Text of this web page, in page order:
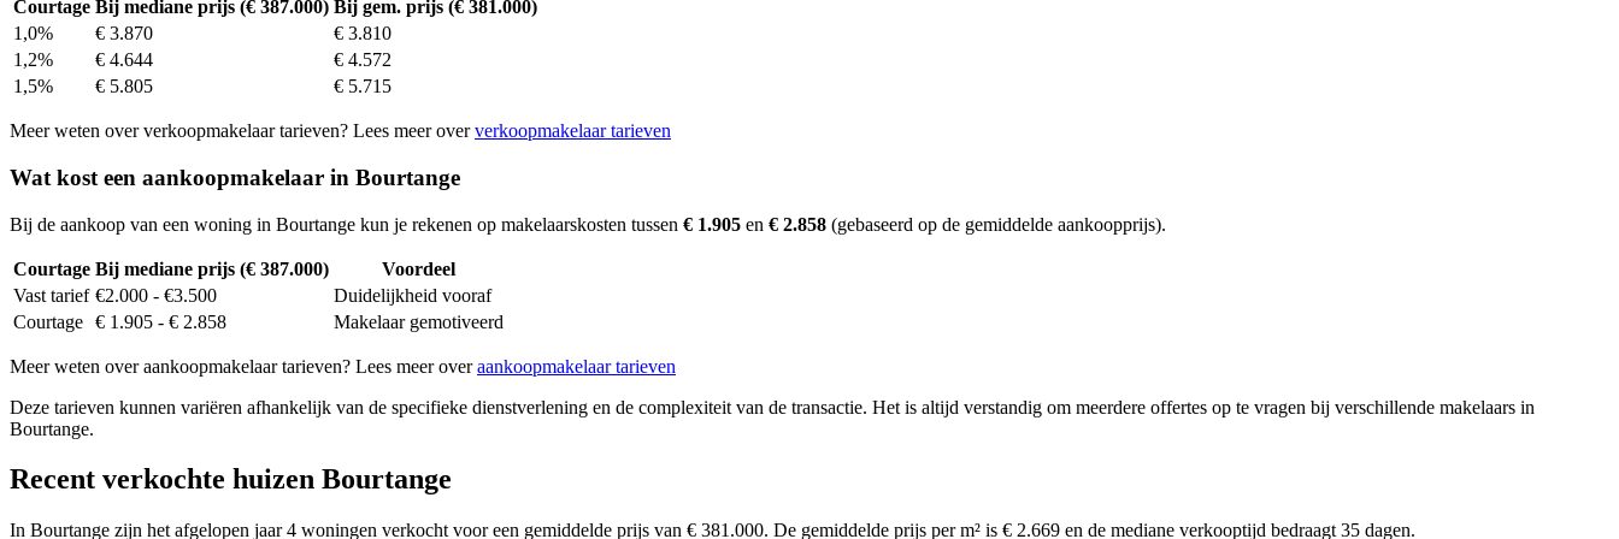
Courtage Bij mediane prijs (€ 387.000) Bij gem. prijs (€ 381.000)
1,0%
€ 3.870
€ 3.810
1,2%
€ 4.644
€ 4.572
1,5%
€ 5.805 € 5.715
Meer weten over verkoopmakelaar tarieven? Lees meer oververkoopmakelaar tarieven
Wat kost een aankoopmakelaar in Bourtange
Bij de aankoop van een woning in Bourtange kun je rekenen op makelaarskosten tussen € 1.905 en € 2.858 (gebaseerd op de gemiddelde aankoopprijs).
Courtage Bij mediane prijs (€ 387.000)
Voordeel
Vast tarief €2.000 - €3.500
Duidelijkheid vooraf
Courtage € 1.905 - € 2.858 Makelaar gemotiveerd
Meer weten over aankoopmakelaar tarieven? Lees meer overaankoopmakelaar tarieven
Deze tarieven kunnen variëren afhankelijk van de specifieke dienstverlening en de complexiteit van de transactie. Het is altijd verstandig om meerdere offertes op te vragen bij verschillende makelaars in
Bourtange.
Recent verkochte huizen Bourtange
In Bourtange zijn het afgelopen jaar 4 woningen verkocht voor een gemiddelde prijs van € 381.000. De gemiddelde prijs per m² is € 2.669 en de mediane verkooptijd bedraagt 35 dagen.